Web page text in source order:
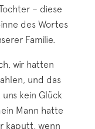
– diese
des Wortes
Familie.
wir hatten
und das
kein Glück
Mann hatte
kaputt, wenn